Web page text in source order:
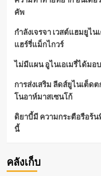
คัพ
กำลังเจรจา เวสต์แฮมยูไ
แฮร์รี่แม็กไกวร์
ไม่มีแผน อูไนเอเมรี่ได้ม
การส่งเสริม ลีดส์ยูไนเต็ด
โนอาห์มาสเซนโก้
ดิยาบี้มี ความกระตือรือร้
นี้
คลังเก็บ